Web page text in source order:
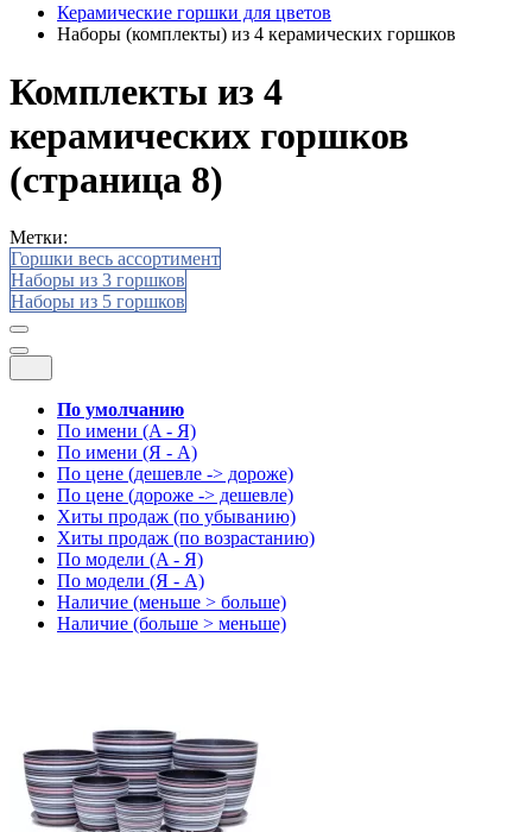
Керамические горшки для цветов
Наборы (комплекты) из 4 керамических горшков
Комплекты из 4
керамических горшков
(страница 8)
Метки:
Горшки весь ассортимент
Наборы из 3 горшков
Наборы из 5 горшков
По умолчанию
По имени (A - Я)
По имени (Я - A)
По цене (дешевле -> дороже)
По цене (дороже -> дешевле)
Хиты продаж (по убыванию)
Хиты продаж (по возрастанию)
По модели (A - Я)
По модели (Я - A)
Наличие (меньше > больше)
Наличие (больше > меньше)